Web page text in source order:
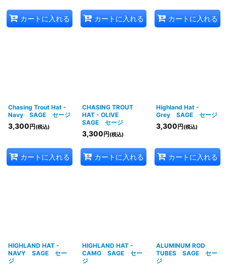
カートに入れる カートに入れる カートに入れる
Chasing Trout Hat -
Navy SAGE セージ
3,300 円 (税込)
カートに入れる
CHASING TROUT
HAT - OLIVE
SAGE セージ
3,300 円 (税込)
カートに入れる
Highland Hat -
Grey SAGE セージ
3,300 円 (税込)
カートに入れる
HIGHLAND HAT -
NAVY SAGE セー
ジ
HIGHLAND HAT -
CAMO SAGE セー
ジ
ALUMINUM ROD
TUBES SAGE セー
ジ